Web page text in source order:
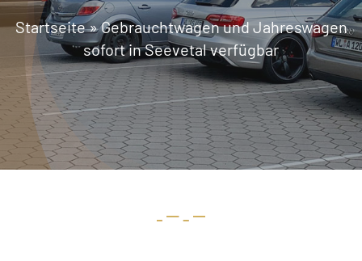
Startseite»Gebrauchtwagen und Jahreswagen
sofort in Seevetal verfügbar